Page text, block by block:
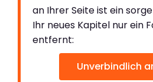
an Ihrer Seite ist ein
Ihr neues Kapitel nur ein
entfernt:
Unverbindlich